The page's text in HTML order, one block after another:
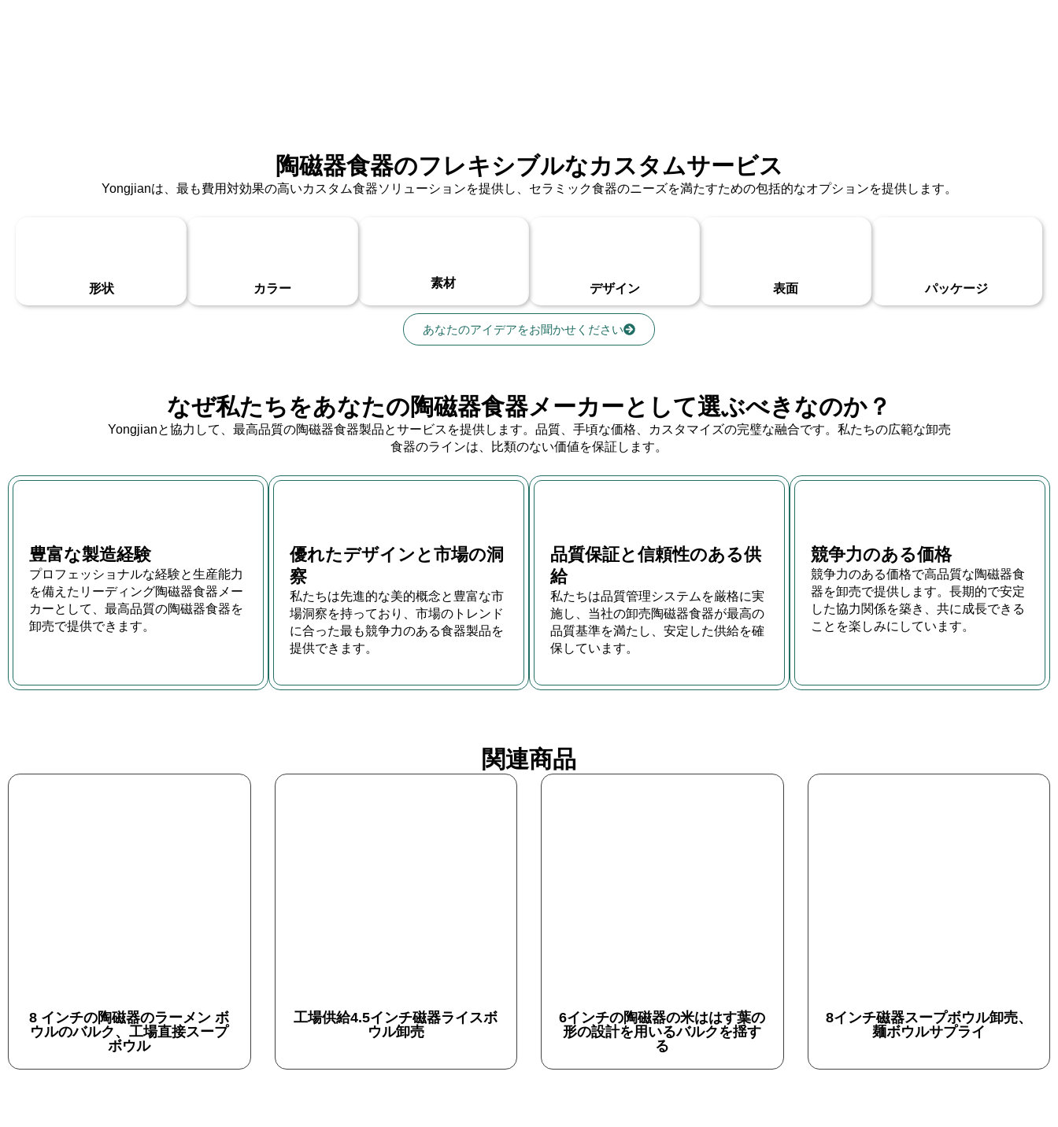
陶磁器食器のフレキシブルなカスタムサービス
Yongjianは、最も費用対効果の高いカスタム食器ソリューションを提供し、セラミック食器のニーズを満たすための包括的なオプションを提供します。
形状 カラー 素材 デザイン 表面 パッケージ
あなたのアイデアをお聞かせください
なぜ私たちをあなたの陶磁器食器メーカーとして選ぶべきなのか？
Yongjianと協力して、最高品質の陶磁器食器製品とサービスを提供します。品質、手頃な価格、カスタマイズの完璧な融合です。私たちの広範な卸売
食器のラインは、比類のない価値を保証します。
豊富な製造経験
プロフェッショナルな経験と生産能力
を備えたリーディング陶磁器食器メー
カーとして、最高品質の陶磁器食器を
卸売で提供できます。
優れたデザインと市場の洞
察
私たちは先進的な美的概念と豊富な市
場洞察を持っており、市場のトレンド
に合った最も競争力のある食器製品を
提供できます。
品質保証と信頼性のある供
給
私たちは品質管理システムを厳格に実
施し、当社の卸売陶磁器食器が最高の
品質基準を満たし、安定した供給を確
保しています。
競争力のある価格
競争力のある価格で高品質な陶磁器食
器を卸売で提供します。長期的で安定
した協力関係を築き、共に成長できる
ことを楽しみにしています。
関連商品
8 インチの陶磁器のラーメン ボ
ウルのバルク、工場直接スープ
ボウル
工場供給4.5インチ磁器ライスボ
ウル卸売
6インチの陶磁器の米ははす葉の
形の設計を用いるバルクを揺す
る
8インチ磁器スープボウル卸売、
麺ボウルサプライ